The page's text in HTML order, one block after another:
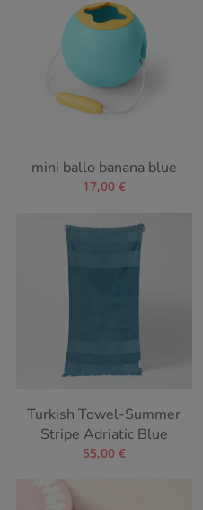
mini ballo banana blue
17,00 €
Turkish Towel-Summer
Stripe Adriatic Blue
55,00 €